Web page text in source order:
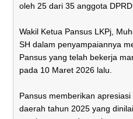
oleh 25 dari 35 anggota
Wakil Ketua Pansus LKPj,
SH dalam penyampaiannya
Pansus yang telah bekerja
pada 10 Maret 2026 lalu.
Pansus memberikan
daerah tahun 2025 yang